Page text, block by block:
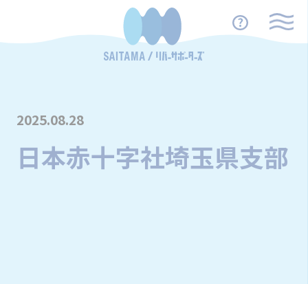
2025.08.28
日本赤十字社埼玉県支部